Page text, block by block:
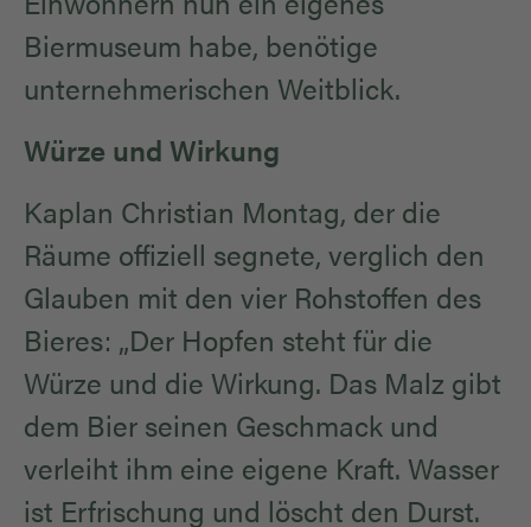
Biermuseum habe, benötige
unternehmerischen Weitblick.
Würze und Wirkung
Kaplan Christian Montag, der die
Räume offiziell segnete, verglich den
Glauben mit den vier Rohstoffen des
Bieres: „Der Hopfen steht für die
Würze und die Wirkung. Das Malz gibt
dem Bier seinen Geschmack und
verleiht ihm eine eigene Kraft. Wasser
ist Erfrischung und löscht den Durst.